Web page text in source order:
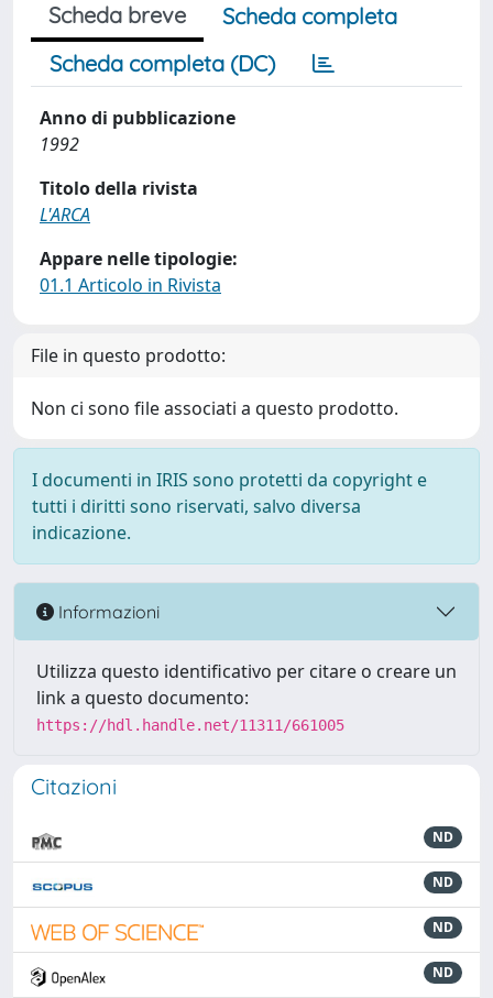
Scheda breve
Scheda completa
Scheda completa (DC)
Anno di pubblicazione
1992
Titolo della rivista
L'ARCA
Appare nelle tipologie:
01.1 Articolo in Rivista
File in questo prodotto:
Non ci sono file associati a questo prodotto.
I documenti in IRIS sono protetti da copyright e
tutti i diritti sono riservati, salvo diversa
indicazione.
Informazioni
Utilizza questo identificativo per citare o creare un
link a questo documento:
https://hdl.handle.net/11311/661005
Citazioni
ND
ND
ND
ND